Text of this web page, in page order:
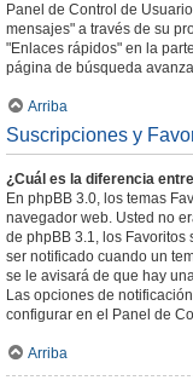
Panel de Control de
mensajes" a través de su
"Enlaces rápidos" en la
página de búsqueda
Arriba
Suscripciones y
¿Cuál es la diferencia
En phpBB 3.0, los temas
navegador web. Usted no
de phpBB 3.1, los Favoritos
ser notificado cuando un
se le avisará de que hay
Las opciones de
configurar en el Panel de
Arriba